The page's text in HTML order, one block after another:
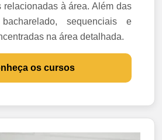
relacionadas à área. Além das
sequenciais e
na área detalhada.
os cursos